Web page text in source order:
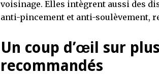
voisinage. Elles intègrent aussi des
anti-pincement et anti-soulèvement,
Un coup d’œil sur
recommandés